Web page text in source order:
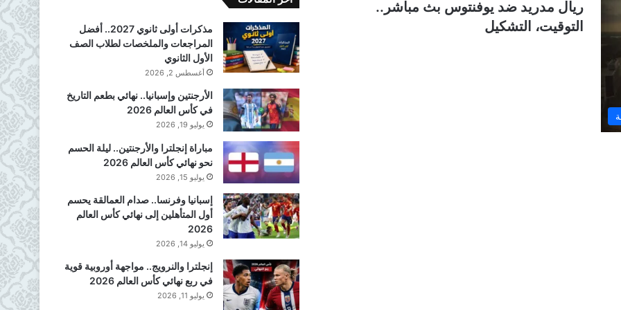
ريال مدريد ضد يوفنتوس بث مباشر..
التوقيت، التشكيل
مذكرات أولى ثانوي 2027.. أفضل
المراجعات والملخصات لطلاب الصف
الأول الثانوي
أغسطس 2, 2026
الأرجنتين وإسبانيا.. نهائي بطعم التاريخ
في كأس العالم 2026
يوليو 19, 2026
مباراة إنجلترا والأرجنتين.. ليلة الحسم
نحو نهائي كأس العالم 2026
يوليو 15, 2026
إسبانيا وفرنسا.. صدام العمالقة يحسم
أول المتأهلين إلى نهائي كأس العالم
2026
يوليو 14, 2026
إنجلترا والنرويج.. مواجهة أوروبية قوية
في ربع نهائي كأس العالم 2026
يوليو 11, 2026